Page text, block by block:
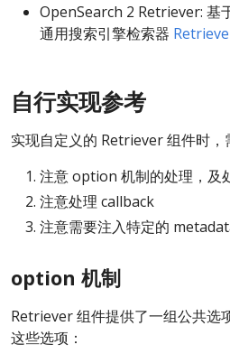
OpenSearch 2 Retriever: 基
通用搜索引擎检索器
自行实现参考
实现自定义的 Retriever 组件时，
注意 option 机制的处理，及
注意处理 callback
注意需要注入特定的
option 机制
Retriever 组件提供了一组公共选
这些选项：